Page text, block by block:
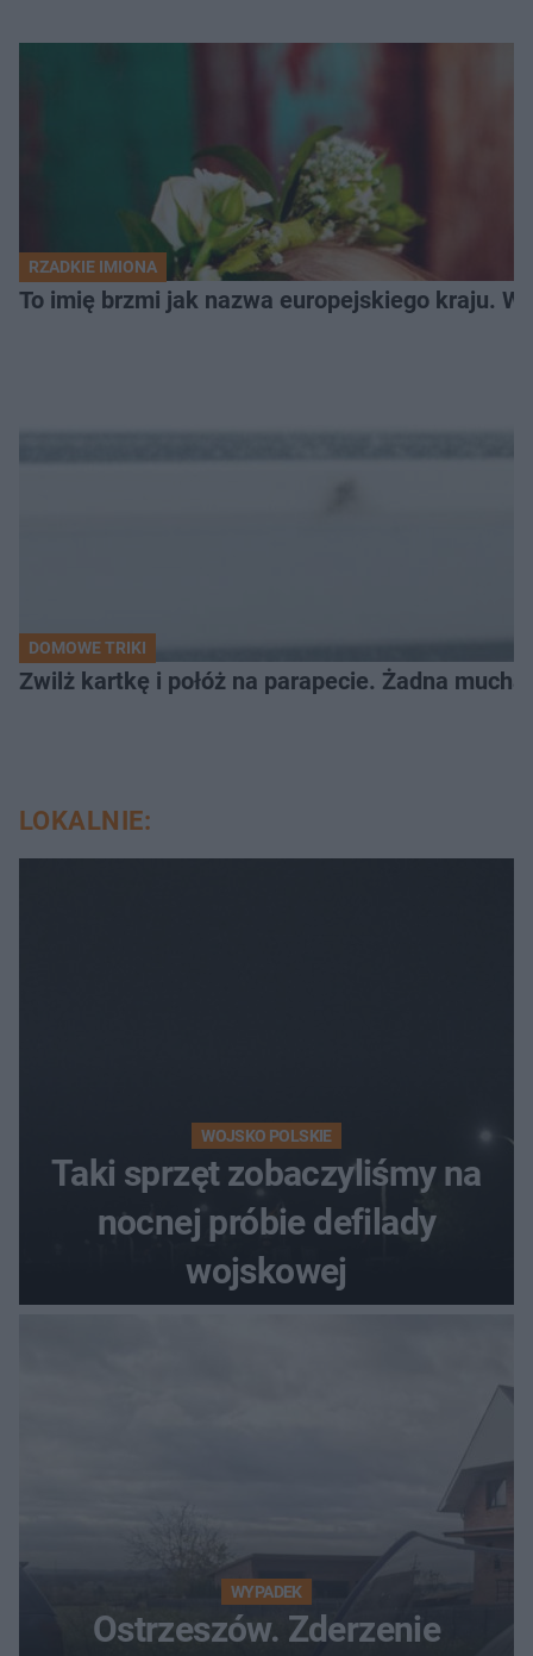
RZADKIE IMIONA
To imię brzmi jak nazwa europejskiego kraju.
DOMOWE TRIKI
Zwilż kartkę i połóż na parapecie. Żadna
LOKALNIE:
WOJSKO POLSKIE
Taki sprzęt zobaczyliśmy na
nocnej próbie defilady
wojskowej
WYPADEK
Ostrzeszów. Zderzenie